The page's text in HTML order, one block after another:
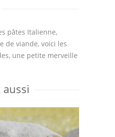
pâtes Italienne,
de viande, voici les
une petite merveille
aussi